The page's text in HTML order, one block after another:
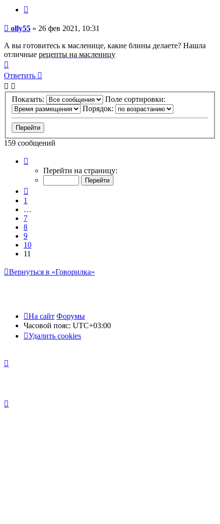
Сообщение
olly55 » 26 фев 2021, 10:31
А вы готовитесь к масленице, какие блины делаете? Нашла
отличные рецепты на масленицу
к
началу
Ответить
Показать:
Поле сортировки:
Порядок:
159 сообщений
11
Перейти на страницу:
1
…
7
8
9
10
11
Вернуться в «Говорилка»
На сайт Форумы
Часовой пояс: UTC+03:00
Удалить cookies